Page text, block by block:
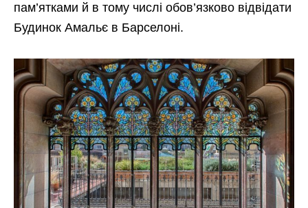
пам’ятками й в тому числі обов’язково відвідати
Будинок Амальє в Барселоні.